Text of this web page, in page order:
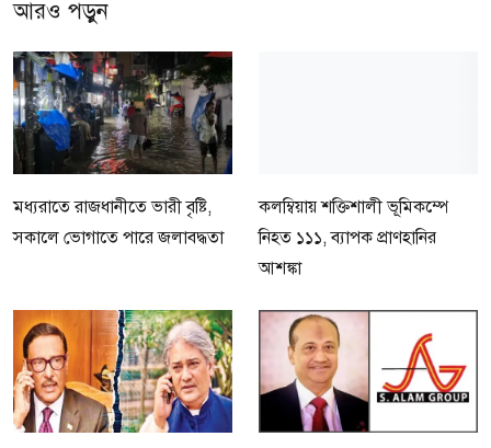
আরও পড়ুন
মধ্যরাতে রাজধানীতে ভারী বৃষ্টি,
সকালে ভোগাতে পারে জলাবদ্ধতা
কলম্বিয়ায় শক্তিশালী ভূমিকম্পে
নিহত ১১১, ব্যাপক প্রাণহানির
আশঙ্কা